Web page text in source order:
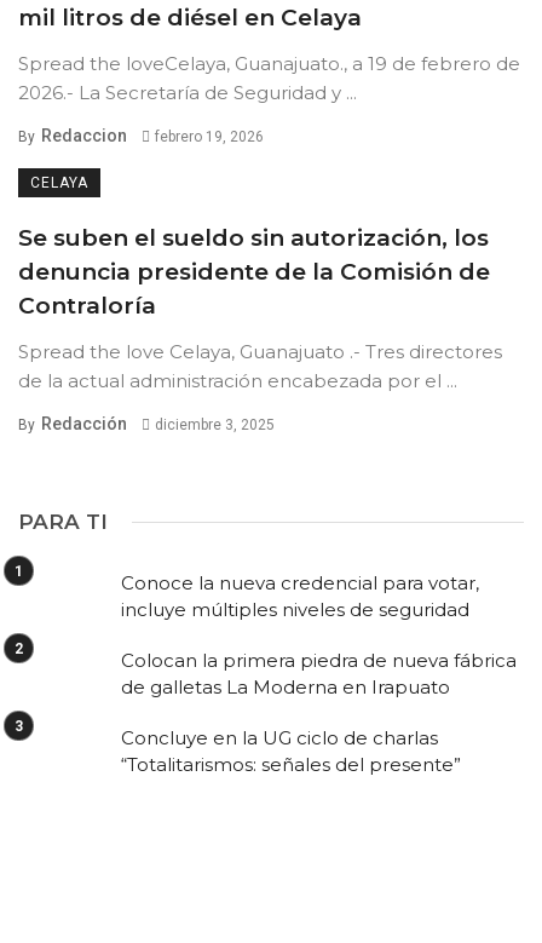
mil litros de diésel en Celaya
Spread the loveCelaya, Guanajuato., a 19 de febrero de
2026.- La Secretaría de Seguridad y ...
By Redaccion febrero 19, 2026
CELAYA
Se suben el sueldo sin autorización, los
denuncia presidente de la Comisión de
Contraloría
Spread the love Celaya, Guanajuato .- Tres directores
de la actual administración encabezada por el ...
By Redacción diciembre 3, 2025
PARA TI
Conoce la nueva credencial para votar,
incluye múltiples niveles de seguridad
Colocan la primera piedra de nueva fábrica
de galletas La Moderna en Irapuato
Concluye en la UG ciclo de charlas
“Totalitarismos: señales del presente”